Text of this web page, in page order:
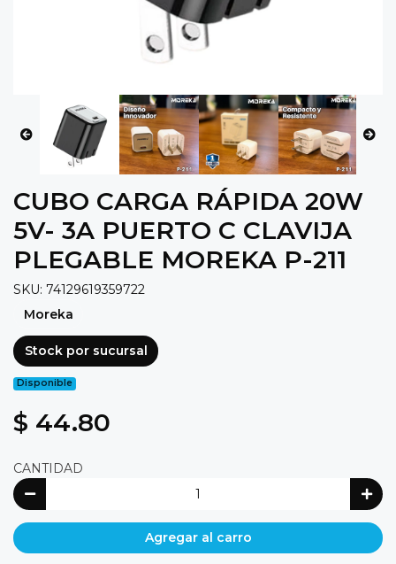
CUBO CARGA RÁPIDA 20W
5V- 3A PUERTO C CLAVIJA
PLEGABLE MOREKA P-211
SKU: 74129619359722
Moreka
Stock por sucursal
Disponible
$ 44.80
CANTIDAD
Agregar al carro